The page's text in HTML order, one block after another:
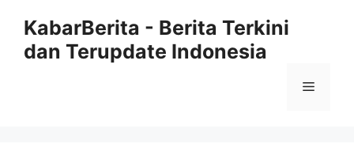
KabarBerita - Berita Terkini
dan Terupdate Indonesia
Menu